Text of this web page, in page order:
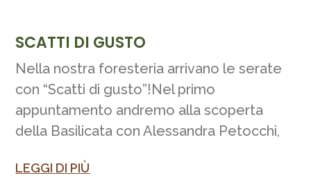
SCATTI DI GUSTO
Nella nostra foresteria arrivano le serate
con “Scatti di gusto”!Nel primo
appuntamento andremo alla scoperta
della Basilicata con Alessandra Petocchi,
LEGGI DI PIÙ